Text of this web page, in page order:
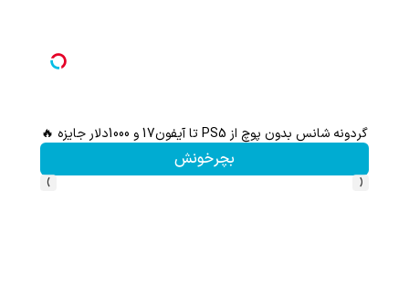
با خرید اول از گریم 200 سوت هدیه بگیر این هدیه
‹
›